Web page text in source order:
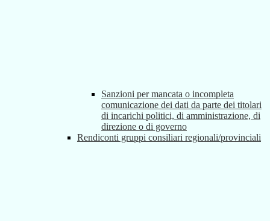
Sanzioni per mancata o incompleta
comunicazione dei dati da parte dei titolari
di incarichi politici, di amministrazione, di
direzione o di governo
Rendiconti gruppi consiliari regionali/provinciali